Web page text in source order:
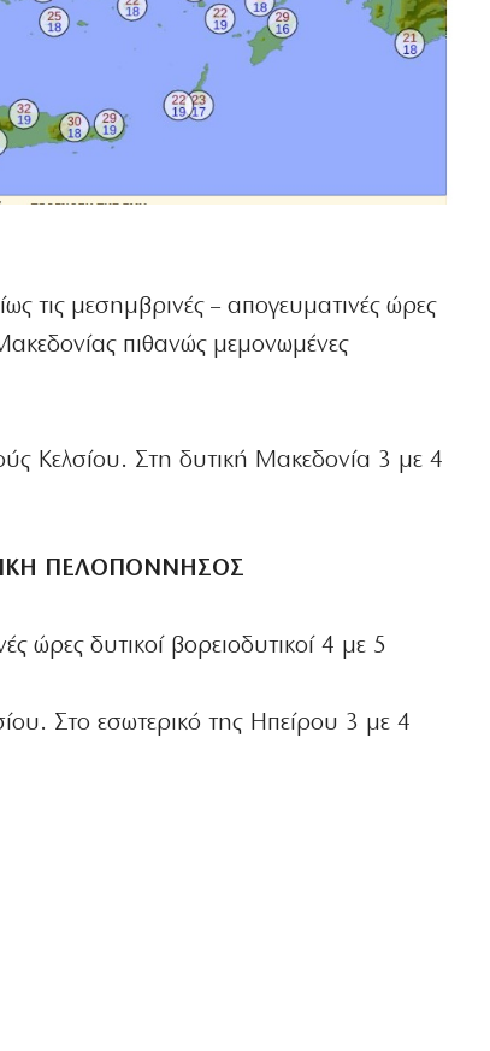
τις μεσημβρινές – απογευματινές ώρες
πιθανώς μεμονωμένες
Κελσίου. Στη δυτική Μακεδονία 3 με 4
ΠΕΛΟΠΟΝΝΗΣΟΣ
ώρες δυτικοί βορειοδυτικοί 4 με 5
Στο εσωτερικό της Ηπείρου 3 με 4